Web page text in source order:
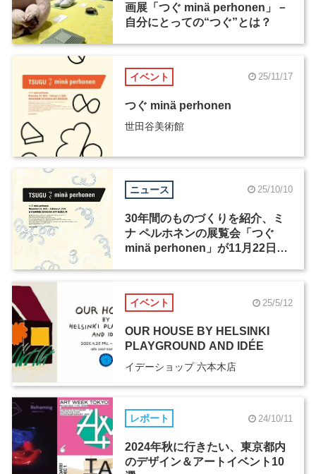
画展「つぐ minä perhonen」－
自分にとっての“つぐ”とは？
イベント 25/11/17
つぐ minä perhonen
世田谷美術館
ニュース 25/10/10
30年間のものづくりを紹介、ミ
ナ ペルホネンの展覧会「つぐ
minä perhonen」が11月22日か
イベント 25/5/12
OUR HOUSE BY HELSINKI
PLAYGROUND AND IDÉE
イデーショップ 六本木店
レポート 24/10/11
2024年秋に行きたい、東京都内
のデザイン＆アートイベント10